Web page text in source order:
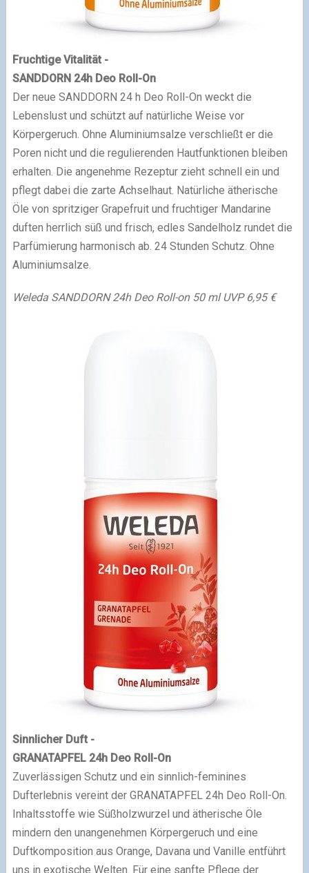
Fruchtige Vitalität -
SANDDORN 24h Deo Roll-On
Der neue SANDDORN 24 h Deo Roll-On weckt die
Lebenslust und schützt auf natürliche Weise vor
Körpergeruch. Ohne Aluminiumsalze verschließt er die
Poren nicht und die regulierenden Hautfunktionen bleiben
erhalten. Die angenehme Rezeptur zieht schnell ein und
pflegt dabei die zarte Achselhaut. Natürliche ätherische
Öle von spritziger Grapefruit und fruchtiger Mandarine
duften herrlich süß und frisch, edles Sandelholz rundet die
Parfümierung harmonisch ab. 24 Stunden Schutz. Ohne
Aluminiumsalze.
Weleda SANDDORN 24h Deo Roll-on 50 ml UVP 6,95 €
Sinnlicher Duft -
GRANATAPFEL 24h Deo Roll-On
Zuverlässigen Schutz und ein sinnlich-feminines
Dufterlebnis vereint der GRANATAPFEL 24h Deo Roll-On.
Inhaltsstoffe wie Süßholzwurzel und ätherische Öle
mindern den unangenehmen Körpergeruch und eine
Duftkomposition aus Orange, Davana und Vanille entführt
uns in exotische Welten. Für eine sanfte Pflege der